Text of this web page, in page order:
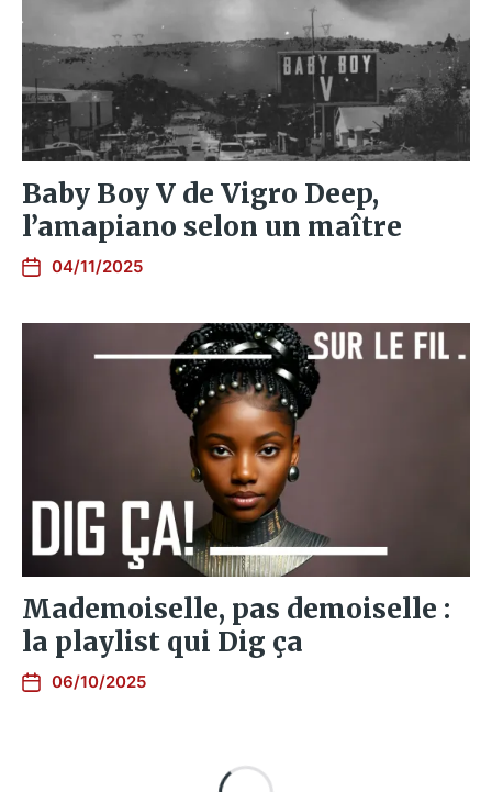
Baby Boy V de Vigro Deep,
l’amapiano selon un maître
04/11/2025
Mademoiselle, pas demoiselle :
la playlist qui Dig ça
06/10/2025